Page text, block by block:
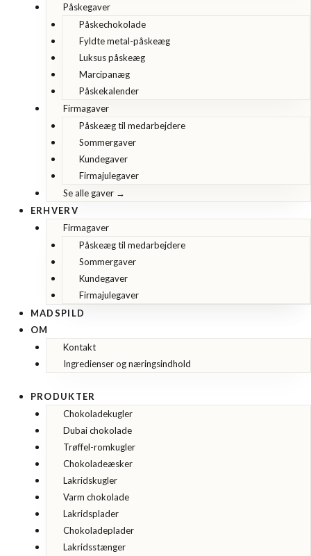
Påskegaver
Påskechokolade
Fyldte metal-påskeæg
Luksus påskeæg
Marcipanæg
Påskekalender
Firmagaver
Påskeæg til medarbejdere
Sommergaver
Kundegaver
Firmajulegaver
Se alle gaver →
ERHVERV
Firmagaver
Påskeæg til medarbejdere
Sommergaver
Kundegaver
Firmajulegaver
MADSPILD
OM
Kontakt
Ingredienser og næringsindhold
PRODUKTER
Chokoladekugler
Dubai chokolade
Trøffel-romkugler
Chokoladeæsker
Lakridskugler
Varm chokolade
Lakridsplader
Chokoladeplader
Lakridsstænger